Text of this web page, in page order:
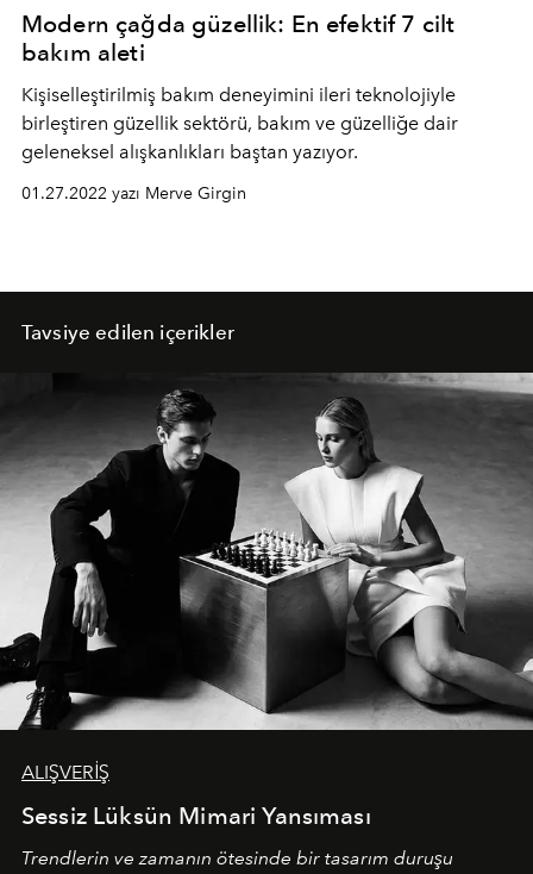
Modern çağda güzellik: En efektif 7 cilt
bakım aleti
Kişiselleştirilmiş bakım deneyimini ileri teknolojiyle
birleştiren güzellik sektörü, bakım ve güzelliğe dair
geleneksel alışkanlıkları baştan yazıyor.
01.27.2022 yazı Merve Girgin
Tavsiye edilen içerikler
ALIŞVERİŞ
Sessiz Lüksün Mimari Yansıması
Trendlerin ve zamanın ötesinde bir tasarım duruşu